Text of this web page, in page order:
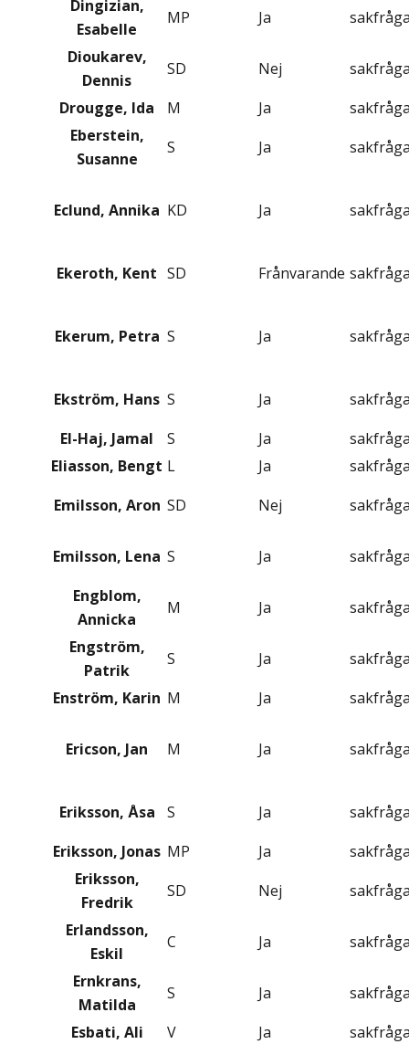
Dingizian,
Esabelle
MP Ja
Dioukarev,
Dennis
SD Nej
Drougge, Ida
M Ja
Eberstein,
Susanne
S Ja
Eclund, Annika KD Ja
Ekeroth, Kent SD Frånvarande
Ekerum, Petra S Ja
Ekström, Hans S Ja
El-Haj, Jamal
S Ja
Eliasson, Bengt L Ja
Emilsson, Aron SD Nej
Emilsson, Lena S Ja
Engblom,
Annicka
M Ja
Engström,
Patrik
S Ja
Enström, Karin M Ja
Ericson, Jan M Ja
Eriksson, Åsa S Ja
Eriksson, Jonas MP Ja
Eriksson,
Fredrik
SD Nej
Erlandsson,
Eskil
C Ja
Ernkrans,
Matilda
S Ja
Esbati, Ali
V Ja